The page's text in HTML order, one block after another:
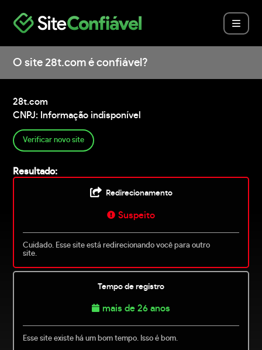
O site 28t.com é confiável?
28t.com
CNPJ: Informação indisponível
Verificar novo site
Resultado:
Redirecionamento
Suspeito
Cuidado. Esse site está redirecionando você para outro
site.
Tempo de registro
mais de 26 anos
Esse site existe há um bom tempo. Isso é bom.